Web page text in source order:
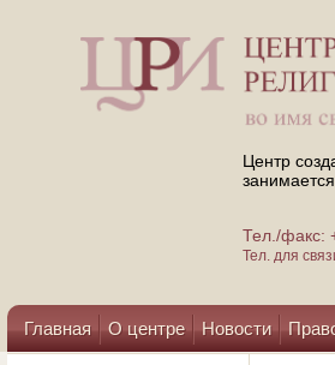
Центр
Тел./
Тел. для
Главная О центре Новости